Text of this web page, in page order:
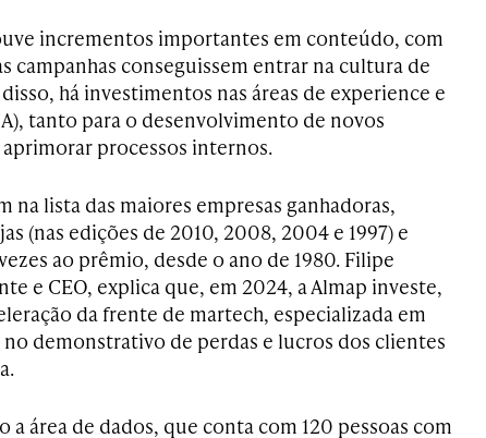
incrementos importantes em conteúdo, com
campanhas conseguissem entrar na cultura de
há investimentos nas áreas de experience e
tanto para o desenvolvimento de novos
processos internos.
na lista das maiores empresas ganhadoras,
(nas edições de 2010, 2008, 2004 e 1997) e
ao prêmio, desde o ano de 1980. Filipe
e CEO, explica que, em 2024, a Almap investe,
da frente de martech, especializada em
demonstrativo de perdas e lucros dos clientes
a área de dados, que conta com 120 pessoas com